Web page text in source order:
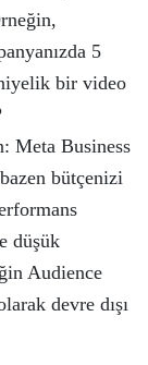
5
bir video
Meta Business
bütçenizi
düşük
Audience
devre dışı